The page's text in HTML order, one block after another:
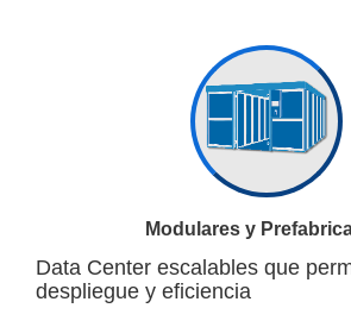
Modulares y
Data Center escalables que
despliegue y eficiencia